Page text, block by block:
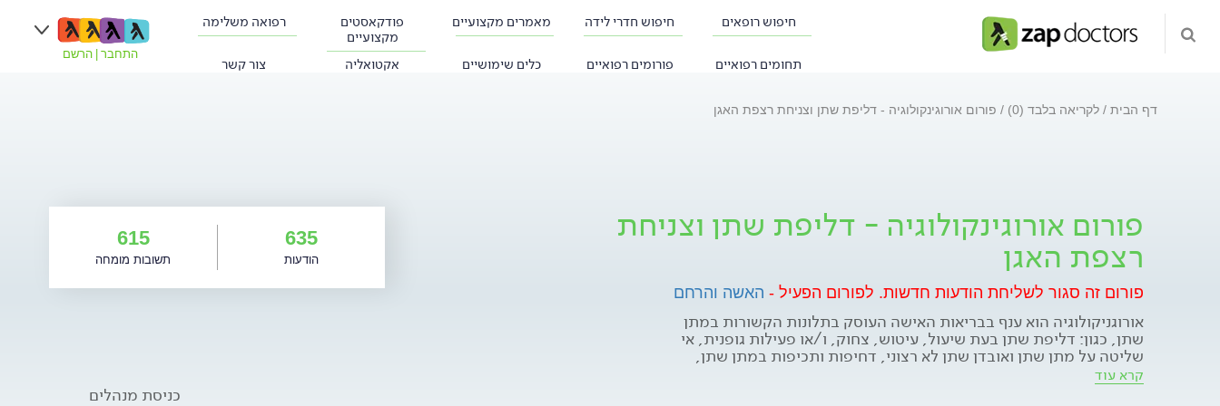
חיפוש רופאים חיפוש חדרי לידה מאמרים מקצועיים
פודקאסטים
מקצועיים
רפואה משלימה
תחומים רפואיים פורומים רפואיים כלים שימושיים אקטואליה צור קשר
התחבר הרשם
דף הבית לקריאה בלבד (0) פורום אורוגינקולוגיה - דליפת שתן וצניחת רצפת האגן
פורום אורוגינקולוגיה - דליפת שתן וצניחת
רצפת האגן
פורום זה סגור לשליחת הודעות חדשות. לפורום הפעיל - האשה והרחם
אורוגניקולוגיה הוא ענף בבריאות האישה העוסק בתלונות הקשורות במתן
שתן, כגון: דליפת שתן בעת שיעול, עיטוש, צחוק, ו/או פעילות גופנית, אי
שליטה על מתן שתן ואובדן שתן לא רצוני, דחיפות ותכיפות במתן שתן,
התעוררות משינה בלילה יותר מפעם אחת לצורך מתן שתן ועוד.
אורוגניקולוגיה עוסקת גם בתלונות הקשורות ברפיון של רצפת האגן ובצניחת
קרא עוד
635
הודעות
615
תשובות מומחה
כניסת מנהלים